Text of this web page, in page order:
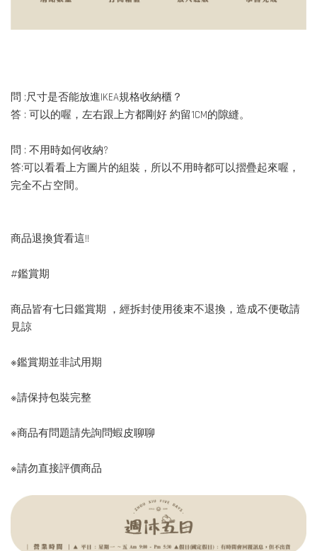
問 :尺寸是否能放進IKEA規格收納櫃？
答 : 可以的喔，左右跟上方都剛好 約留1CM的隙縫。
問 : 不用時如何收納?
答:可以看看上方圖片的組裝，所以不用時都可以摺疊起來喔，
完全不占空間。
商品退換貨看這!!
#鑑賞期
商品皆有七日鑑賞期 ，經拆封使用後束不退換，造成不便敬請
見諒
※鑑賞期並非試用期
※請保持包裝完整
※商品有問題請先詢問蝦皮聊聊
※請勿直接評價商品